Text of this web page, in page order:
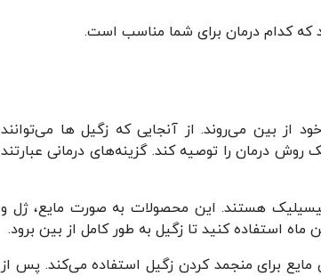
که کدام درمان برای شما مناسب است.
از بین می‌روند. از آنجایی که زگیل ها می‌توانند
درمان را توصیه کند. گزینه‌های درمانی عبارتند
هستند. این محصولات به صورت مایع، ژل و
استفاده کنید تا زگیل به طور کامل از بین برود.
مایع برای منجمد کردن زگیل استفاده می‌کند. پس از